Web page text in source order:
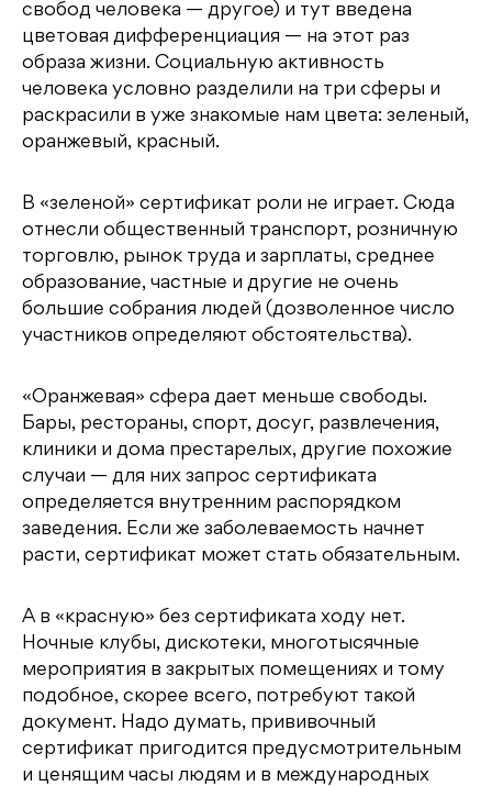
свобод человека — другое) и тут введена
цветовая дифференциация — на этот раз
образа жизни. Социальную активность
человека условно разделили на три сферы и
раскрасили в уже знакомые нам цвета: зеленый,
оранжевый, красный.
В «зеленой» сертификат роли не играет. Сюда
отнесли общественный транспорт, розничную
торговлю, рынок труда и зарплаты, среднее
образование, частные и другие не очень
большие собрания людей (дозволенное число
участников определяют обстоятельства).
«Оранжевая» сфера дает меньше свободы.
Бары, рестораны, спорт, досуг, развлечения,
клиники и дома престарелых, другие похожие
случаи — для них запрос сертификата
определяется внутренним распорядком
заведения. Если же заболеваемость начнет
расти, сертификат может стать обязательным.
А в «красную» без сертификата ходу нет.
Ночные клубы, дискотеки, многотысячные
мероприятия в закрытых помещениях и тому
подобное, скорее всего, потребуют такой
документ. Надо думать, прививочный
сертификат пригодится предусмотрительным
и ценящим часы людям и в международных